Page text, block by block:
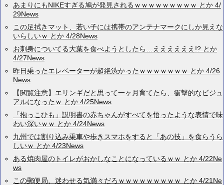
あまりにもNIKEすぎる鳩が発見されるｗｗｗｗｗｗｗｗｗ とか 4/
29News
この足拭きマット、若い子には携帯のアンテナマークにしか見えな
いらしいｗ とか 4/28News
お刺身についてる大葉を食べようとしたら…ええええええ!? とか
4/27News
昨日乗ったエレベーターが超絶渋かったｗｗｗｗｗｗｗ とか 4/26
News
【閲覧注意】エリンギだと思って一ヶ月育てたら、衝撃的なビジュ
アルになったｗ とか 4/25News
「抱っこひも」説明書の赤ちゃんがすべてを悟ったような表情で味
わい深いｗｗ とか 4/24News
九州では割り込み乗車や歩きスマホをすると「あの技」を食らうら
しいｗ とか 4/23News
ある焼肉屋のトイレがおかしなことになっているｗｗ とか 4/22Ne
ws
この郵便局、迷わせる気満々だろｗｗｗｗｗｗｗｗｗ とか 4/21Ne